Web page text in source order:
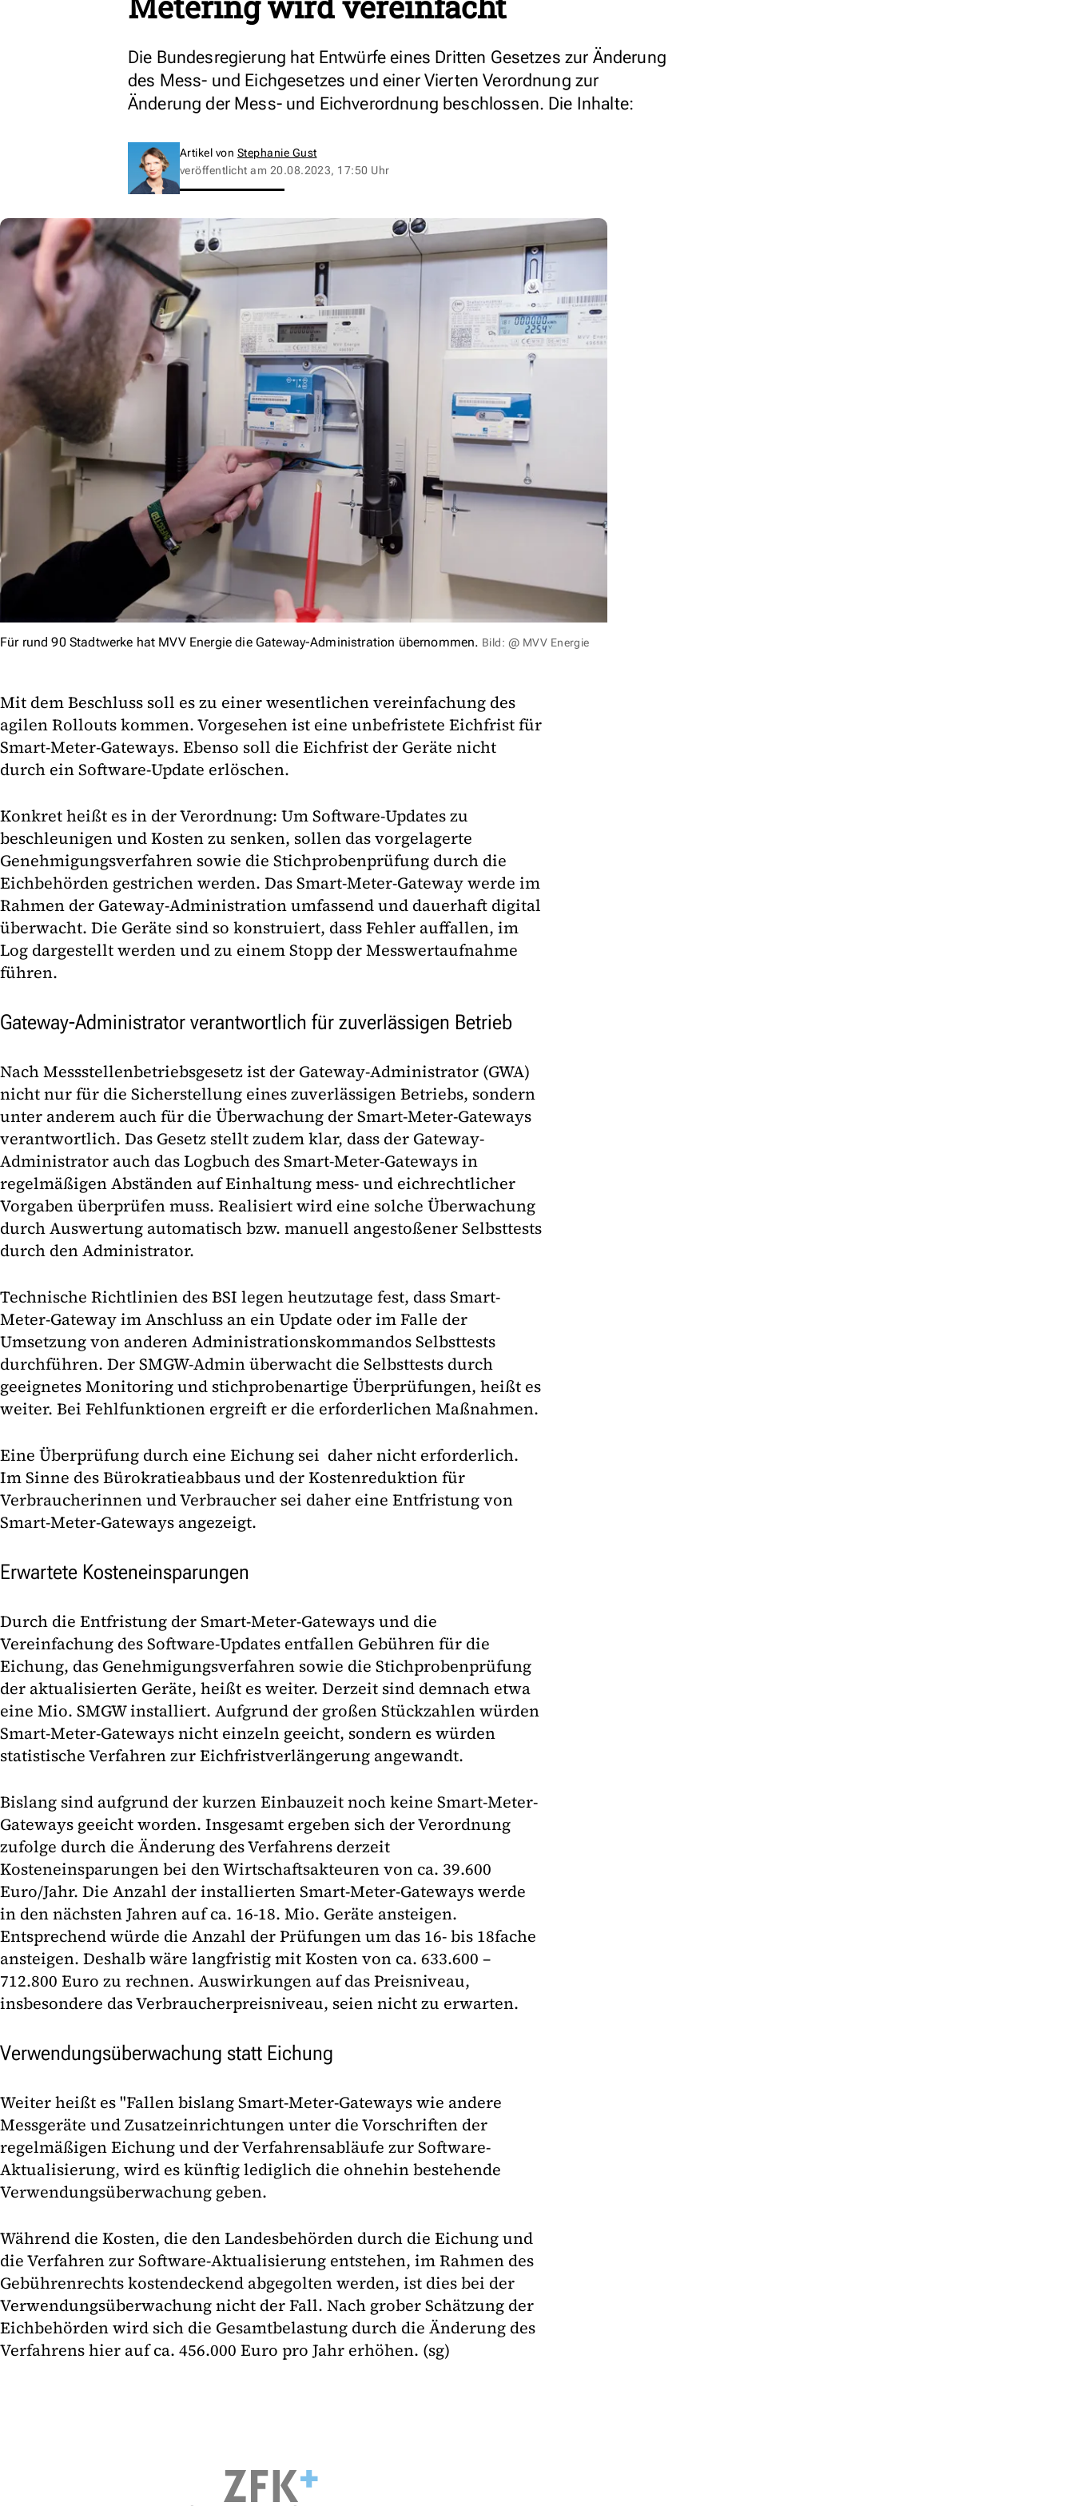
Die Bundesregierung hat Entwürfe eines Dritten Gesetzes zur Änderung
des Mess- und Eichgesetzes und einer Vierten Verordnung zur
Änderung der Mess- und Eichverordnung beschlossen. Die Inhalte:
Artikel von Stephanie Gust
veröffentlicht am 20.08.2023, 17:50 Uhr
Für rund 90 Stadtwerke hat MVV Energie die Gateway-Administration übernommen. Bild: @ MVV Energie
Mit dem Beschluss soll es zu einer wesentlichen vereinfachung des
agilen Rollouts kommen. Vorgesehen ist eine unbefristete Eichfrist für
Smart-Meter-Gateways. Ebenso soll die Eichfrist der Geräte nicht
durch ein Software-Update erlöschen.
Konkret heißt es in der Verordnung: Um Software-Updates zu
beschleunigen und Kosten zu senken, sollen das vorgelagerte
Genehmigungsverfahren sowie die Stichprobenprüfung durch die
Eichbehörden gestrichen werden. Das Smart-Meter-Gateway werde im
Rahmen der Gateway-Administration umfassend und dauerhaft digital
überwacht. Die Geräte sind so konstruiert, dass Fehler auffallen, im
Log dargestellt werden und zu einem Stopp der Messwertaufnahme
führen.
Gateway-Administrator verantwortlich für zuverlässigen Betrieb
Nach Messstellenbetriebsgesetz ist der Gateway-Administrator (GWA)
nicht nur für die Sicherstellung eines zuverlässigen Betriebs, sondern
unter anderem auch für die Überwachung der Smart-Meter-Gateways
verantwortlich. Das Gesetz stellt zudem klar, dass der Gateway-
Administrator auch das Logbuch des Smart-Meter-Gateways in
regelmäßigen Abständen auf Einhaltung mess- und eichrechtlicher
Vorgaben überprüfen muss. Realisiert wird eine solche Überwachung
durch Auswertung automatisch bzw. manuell angestoßener Selbsttests
durch den Administrator.
Technische Richtlinien des BSI legen heutzutage fest, dass Smart-
Meter-Gateway im Anschluss an ein Update oder im Falle der
Umsetzung von anderen Administrationskommandos Selbsttests
durchführen. Der SMGW-Admin überwacht die Selbsttests durch
geeignetes Monitoring und stichprobenartige Überprüfungen, heißt es
weiter. Bei Fehlfunktionen ergreift er die erforderlichen Maßnahmen.
Eine Überprüfung durch eine Eichung sei daher nicht erforderlich.
Im Sinne des Bürokratieabbaus und der Kostenreduktion für
Verbraucherinnen und Verbraucher sei daher eine Entfristung von
Smart-Meter-Gateways angezeigt.
Erwartete Kosteneinsparungen
Durch die Entfristung der Smart-Meter-Gateways und die
Vereinfachung des Software-Updates entfallen Gebühren für die
Eichung, das Genehmigungsverfahren sowie die Stichprobenprüfung
der aktualisierten Geräte, heißt es weiter. Derzeit sind demnach etwa
eine Mio. SMGW installiert. Aufgrund der großen Stückzahlen würden
Smart-Meter-Gateways nicht einzeln geeicht, sondern es würden
statistische Verfahren zur Eichfristverlängerung angewandt.
Bislang sind aufgrund der kurzen Einbauzeit noch keine Smart-Meter-
Gateways geeicht worden. Insgesamt ergeben sich der Verordnung
zufolge durch die Änderung des Verfahrens derzeit
Kosteneinsparungen bei den Wirtschaftsakteuren von ca. 39.600
Euro/Jahr. Die Anzahl der installierten Smart-Meter-Gateways werde
in den nächsten Jahren auf ca. 16-18. Mio. Geräte ansteigen.
Entsprechend würde die Anzahl der Prüfungen um das 16- bis 18fache
ansteigen. Deshalb wäre langfristig mit Kosten von ca. 633.600 –
712.800 Euro zu rechnen. Auswirkungen auf das Preisniveau,
insbesondere das Verbraucherpreisniveau, seien nicht zu erwarten.
Verwendungsüberwachung statt Eichung
Weiter heißt es "Fallen bislang Smart-Meter-Gateways wie andere
Messgeräte und Zusatzeinrichtungen unter die Vorschriften der
regelmäßigen Eichung und der Verfahrensabläufe zur Software-
Aktualisierung, wird es künftig lediglich die ohnehin bestehende
Verwendungsüberwachung geben.
Während die Kosten, die den Landesbehörden durch die Eichung und
die Verfahren zur Software-Aktualisierung entstehen, im Rahmen des
Gebührenrechts kostendeckend abgegolten werden, ist dies bei der
Verwendungsüberwachung nicht der Fall. Nach grober Schätzung der
Eichbehörden wird sich die Gesamtbelastung durch die Änderung des
Verfahrens hier auf ca. 456.000 Euro pro Jahr erhöhen. (sg)